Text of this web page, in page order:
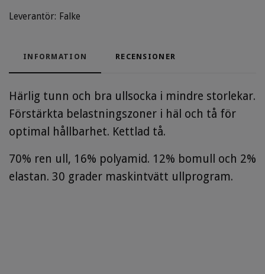
Leverantör: Falke
INFORMATION RECENSIONER
Härlig tunn och bra ullsocka i mindre storlekar.
Förstärkta belastningszoner i häl och tå för
optimal hållbarhet. Kettlad tå.
70% ren ull, 16% polyamid. 12% bomull och 2%
elastan. 30 grader maskintvätt ullprogram.